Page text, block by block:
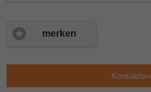
merken